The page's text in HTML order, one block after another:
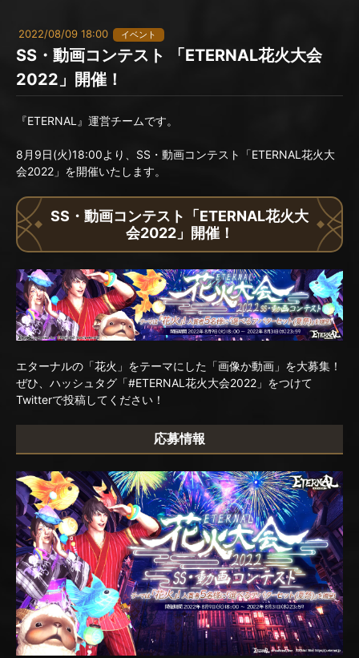
2022/08/09 18:00 イベント
SS・動画コンテスト 「ETERNAL花火大会
2022」開催！
『ETERNAL』運営チームです。
8月9日(火)18:00より、SS・動画コンテスト「ETERNAL花火大
会2022」を開催いたします。
SS・動画コンテスト「ETERNAL花火大
会2022」開催！
エターナルの「花火」をテーマにした「画像か動画」を大募集！
ぜひ、ハッシュタグ「#ETERNAL花火大会2022」をつけて
Twitterで投稿してください！
応募情報